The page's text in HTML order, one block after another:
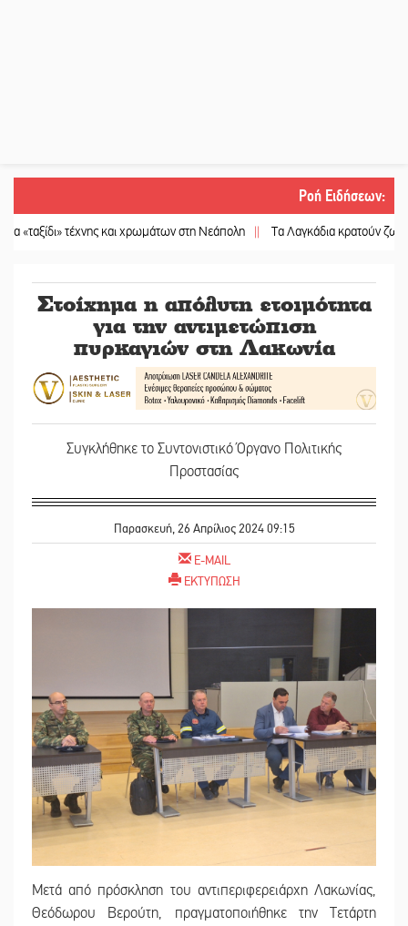
Ροή Ειδήσεων:
και χρωμάτων στη Νεάπολη || Τα Λαγκάδια κρατούν ζωντανή την τέχνη
Στοίχημα η απόλυτη ετοιμότητα
για την αντιμετώπιση
πυρκαγιών στη Λακωνία
Συγκλήθηκε το Συντονιστικό Όργανο Πολιτικής
Προστασίας
Παρασκευή, 26 Απρίλιος 2024 09:15
E-MAIL
ΕΚΤΥΠΩΣΗ
Μετά από πρόσκληση του αντιπεριφερειάρχη Λακωνίας,
Θεόδωρου Βερούτη, πραγματοποιήθηκε την Τετάρτη